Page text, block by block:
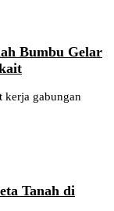
Bumbu Gelar
kerja gabungan
Tanah di